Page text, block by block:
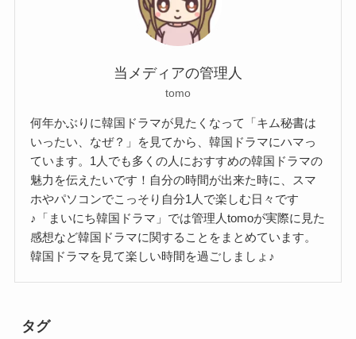
当メディアの管理人
tomo
何年かぶりに韓国ドラマが見たくなって「キム秘書は
いったい、なぜ？」を見てから、韓国ドラマにハマっ
ています。1人でも多くの人におすすめの韓国ドラマの
魅力を伝えたいです！自分の時間が出来た時に、スマ
ホやパソコンでこっそり自分1人で楽しむ日々です
♪「まいにち韓国ドラマ」では管理人tomoが実際に見た
感想など韓国ドラマに関することをまとめています。
韓国ドラマを見て楽しい時間を過ごしましょ♪
タグ